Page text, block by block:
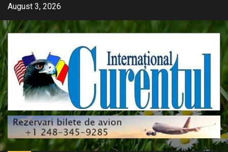
Skip
content
August 3, 2026